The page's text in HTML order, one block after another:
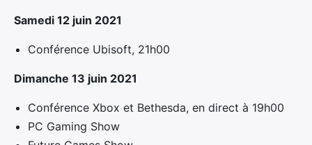
Samedi 12 juin 2021
Conférence Ubisoft, 21h00
Dimanche 13 juin 2021
Conférence Xbox et Bethesda, en direct à 19h00
PC Gaming Show